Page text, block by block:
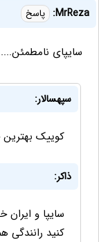
MrReza: پاسخ
سایپای نامطمئن....
سپهسالار:
کوییک
ذاکر:
سایپا و
کنید